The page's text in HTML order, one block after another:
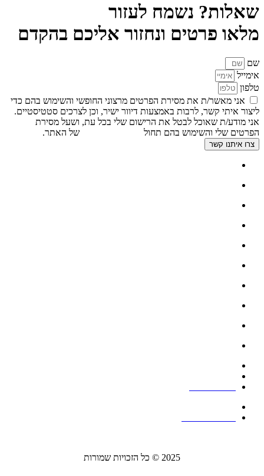
שאלות? נשמח לעזור
מלאו פרטים ונחזור אליכם בהקדם
שם
אימייל
טלפון
אני מאשר/ת את מסירת הפרטים מרצוני החופשי והשימוש בהם כדי
ליצור איתי קשר, לרבות באמצעות דיוור ישיר, וכן לצרכים סטטיסטיים.
אני מודע/ת שאוכל לבטל את הרישום שלי בכל עת, ושעל מסירת
הפרטים שלי והשימוש בהם תחול
של האתר.
צרו איתנו קשר
2025 © כל הזכויות שמורות